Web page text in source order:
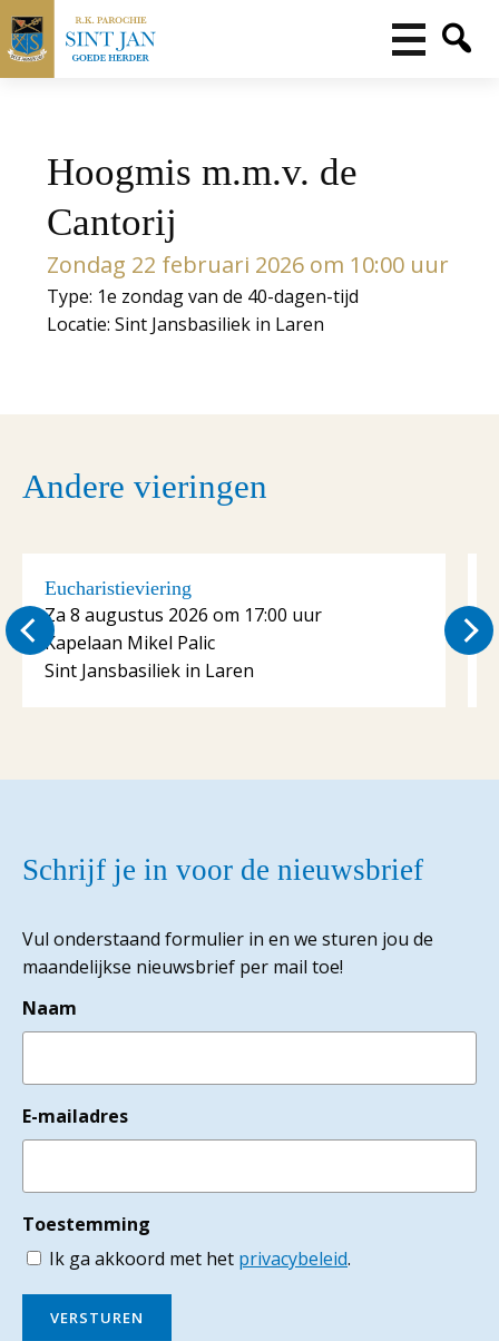
Hoogmis m.m.v. de
Cantorij
Zondag 22 februari 2026 om 10:00 uur
Type: 1e zondag van de 40-dagen-tijd
Locatie: Sint Jansbasiliek in Laren
Andere vieringen
Eucharistieviering
Za 8 augustus 2026 om 17:00 uur
Kapelaan Mikel Palic
Sint Jansbasiliek in Laren
Schrijf je in voor de nieuwsbrief
Vul onderstaand formulier in en we sturen jou de
maandelijkse nieuwsbrief per mail toe!
Naam
E-mailadres
Toestemming
Ik ga akkoord met het privacybeleid.
VERSTUREN